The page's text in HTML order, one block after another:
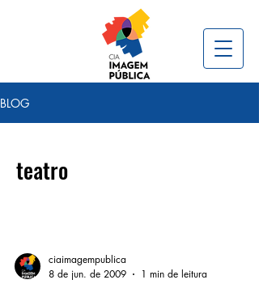
BLOG
teatro
ciaimagempublica
8 de jun. de 2009
1 min de leitura